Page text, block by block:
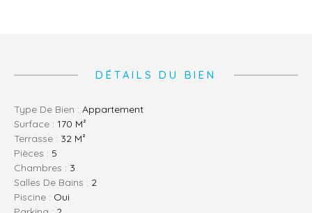
DÉTAILS DU BIEN
Type De Bien : Appartement
Surface : 170 M²
Terrasse : 32 M²
Pièces : 5
Chambres : 3
Salles De Bains : 2
Piscine : Oui